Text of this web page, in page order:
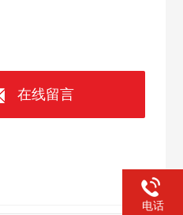
在线留言
电话